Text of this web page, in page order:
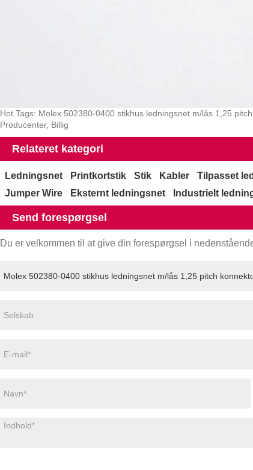
Hot Tags: Molex 502380-0400 stikhus ledningsnet m/lås 1,25
Producenter, Billig
Relateret kategori
Ledningsnet Printkortstik Stik Kabler Tilpasset
Jumper Wire
Eksternt ledningsnet Industrielt
Send forespørgsel
Du er velkommen til at give din forespørgsel i